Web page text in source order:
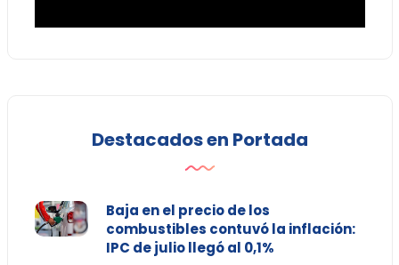
Destacados en Portada
Baja en el precio de los
combustibles contuvó la inflación:
IPC de julio llegó al 0,1%